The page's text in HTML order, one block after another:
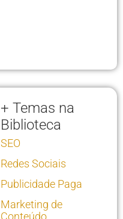
+ Temas na
Biblioteca
SEO
Redes Sociais
Publicidade Paga
Marketing de
Conteúdo